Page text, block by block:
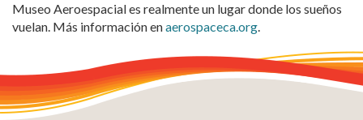
Museo Aeroespacial es realmente un lugar donde los sueños
vuelan. Más información enaerospaceca.org.